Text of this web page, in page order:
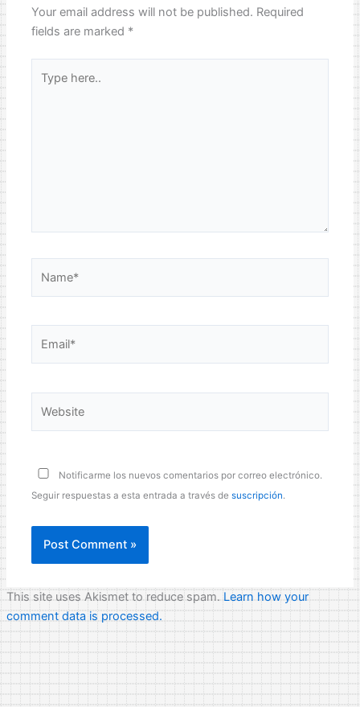
Your email address will not be published. Required
fields are marked *
here..
Notificarme los nuevos comentarios por correo electrónico.
Seguir respuestas a esta entrada a través desuscripción.
This site uses Akismet to reduce spam.Learn how your
comment data is processed.